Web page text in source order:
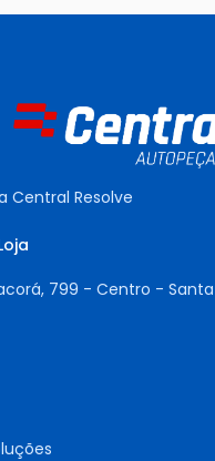
Central Resolve
799 - Centro - Santa